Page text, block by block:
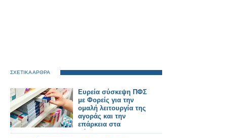
ΣΧΕΤΙΚΑ ΑΡΘΡΑ
Ευρεία σύσκεψη ΠΦΣ
με Φορείς για την
ομαλή λειτουργία της
αγοράς και την
επάρκεια στα
φάρμακα!